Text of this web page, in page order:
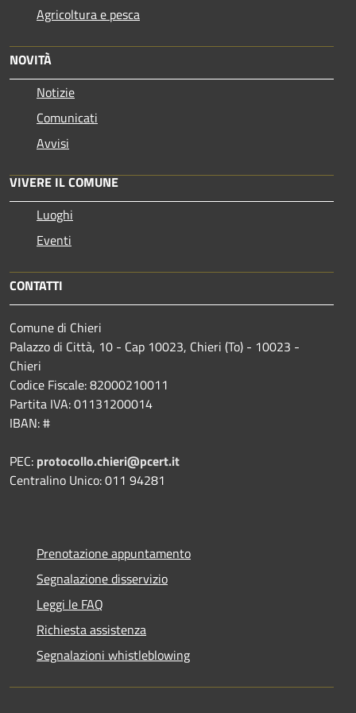
Agricoltura e pesca
NOVITÀ
Notizie
Comunicati
Avvisi
VIVERE IL COMUNE
Luoghi
Eventi
CONTATTI
Comune di Chieri
Palazzo di Città, 10 - Cap 10023, Chieri (To) - 10023 -
Chieri
Codice Fiscale: 82000210011
Partita IVA: 01131200014
IBAN: #
PEC: protocollo.chieri@pcert.it
Centralino Unico: 011 94281
Prenotazione appuntamento
Segnalazione disservizio
Leggi le FAQ
Richiesta assistenza
Segnalazioni whistleblowing